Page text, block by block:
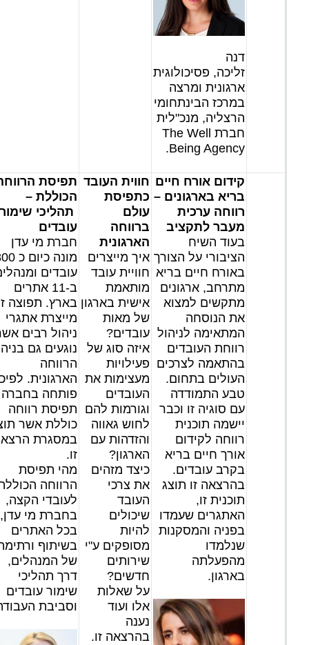
דנה
זליכה, פסיכולוגית
ארגונית ומרצה
במרכז הבינתחומי
הרצליה, מנכ"לית
חברת The Well
Being Agency.
קידום אורח חיים
בריא בארגונים –
רווחה ערכית
מעבר לתקציב
בעוד השיח
הציבורי על הצורך
באורח חיים בריא
מתרחב, ארגונים
מתקשים למצוא
את הנוסחה
המתאימה לניהול
רווחת העובדים
בהתאמה לצרכים
העולים בתחום.
טבע התמודדה
עם סוגיה זו וכבר
יישמה תוכנית
רווחה לקידום
אורך חיים בריא
בקרב עובדים.
בהרצאה זו תוצג
תוכנית זו,
האתגרים שעמדו
בפניה והמסקנות
שנלמדו
מהפעלתה
בארגון.
חווית העובד
כתפיסת
עולם
ברווחה
הארגונית
איך מייצרים
חוויית עובד
מותאמת
אישית בארגון
של מאות
עובדים?
איזה סוג של
פעילויות
מעצימות את
העובדים
וגורמות להם
לחוש גאווה
והזדהות עם
הארגון?
כיצד מזהים
את צרכי
העובד
שיכולים
להיות
מסופקים ע"י
שירותים
חדשים?
על שאלות
אלו ועוד
נענה
בהרצאה זו.
תפיסת
הכוללת –
תהליכי
עובדים
חברת מי עדן
מונה
עובדים
ב-11 אתרים
בארץ. תפוצה
מייצרת אתגרי
ניהול רבים
נוגעים גם
הרווחה
הארגונית.
פותחה בחברה
תפיסת רווחה
כוללת אשר
במסגרת
זו.
מהי תפיסת
הרווחה
לעובדי הקצה,
בחברת מי עדן,
בכל האתרים
בשיתוף
של המנהלים,
דרך תהליכי
שימור עובדים
וסביבת